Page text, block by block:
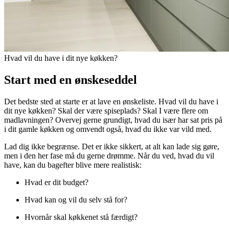
Hvad vil du have i dit nye køkken?
Start med en ønskeseddel
Det bedste sted at starte er at lave en ønskeliste. Hvad vil du have i
dit nye køkken? Skal der være spiseplads? Skal I være flere om
madlavningen? Overvej gerne grundigt, hvad du især har sat pris på
i dit gamle køkken og omvendt også, hvad du ikke var vild med.
Lad dig ikke begrænse. Det er ikke sikkert, at alt kan lade sig gøre,
men i den her fase må du gerne drømme. Når du ved, hvad du vil
have, kan du bagefter blive mere realistisk:
Hvad er dit budget?
Hvad kan og vil du selv stå for?
Hvornår skal køkkenet stå færdigt?